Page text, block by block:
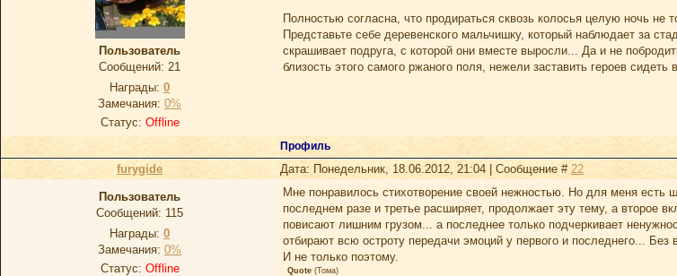
Пользователь
Сообщений: 21
Награды: 0
Замечания: 0%
Статус: Offline
Полностью согласна, что продираться сквозь колосья целую ночь
Представьте себе деревенского мальчишку, который наблюдает за
скрашивает подруга, с которой они вместе выросли... Да и не
близость этого самого ржаного поля, нежели заставить героев сидеть
Профиль
furygide Дата: Понедельник, 18.06.2012, 21:04 | Сообщение # 22
Пoльзoватель
Сообщений: 115
Награды: 0
Замечания: 0%
Статус: Offline
Мне понравилось стихотворение своей нежностью. Но для меня есть
последнем разе и третье расширяет, продолжает эту тему, а второе
повисают лишним грузом... а последнее только подчеркивает
отбирают всю остроту передачи эмоций у первого и последнего... Без
И не только поэтому.
Quote (Тома)